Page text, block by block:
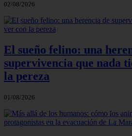
02/08/2026
El sueño felino: una
supervivencia que nada
la pereza
01/08/2026